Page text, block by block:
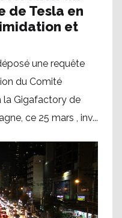
de Tesla en
et
une requête
du Comité
la Gigafactory de
ce 25 mars , inv...